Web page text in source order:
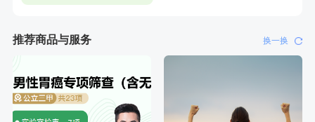
推荐商品与服务 换一换